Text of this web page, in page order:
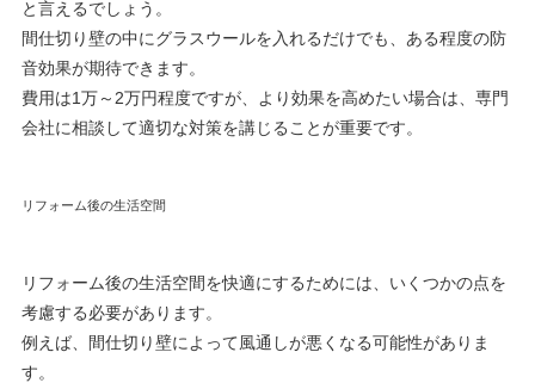
と言えるでしょう。
間仕切り壁の中にグラスウールを入れるだけでも、ある程度の防
音効果が期待できます。
費用は1万～2万円程度ですが、より効果を高めたい場合は、専門
会社に相談して適切な対策を講じることが重要です。
リフォーム後の生活空間
リフォーム後の生活空間を快適にするためには、いくつかの点を
考慮する必要があります。
例えば、間仕切り壁によって風通しが悪くなる可能性がありま
す。